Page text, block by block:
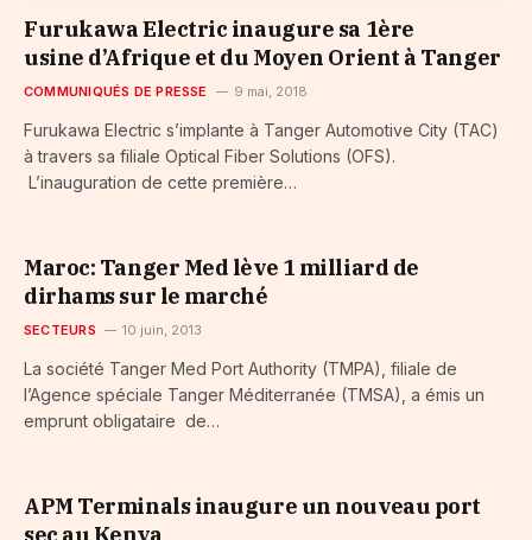
Furukawa Electric inaugure sa 1ère
usine d’Afrique et du Moyen Orient à Tanger
COMMUNIQUÉS DE PRESSE 9 mai, 2018
Furukawa Electric s’implante à Tanger Automotive City (TAC)
à travers sa filiale Optical Fiber Solutions (OFS).
L’inauguration de cette première…
Maroc: Tanger Med lève 1 milliard de
dirhams sur le marché
SECTEURS 10 juin, 2013
La société Tanger Med Port Authority (TMPA), filiale de
l’Agence spéciale Tanger Méditerranée (TMSA), a émis un
emprunt obligataire de…
APM Terminals inaugure un nouveau port